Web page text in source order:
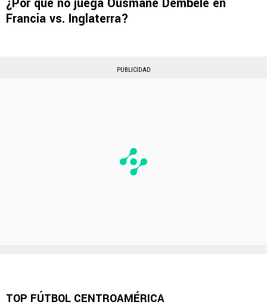
Francia vs. Inglaterra?
PUBLICIDAD
TOP FÚTBOL CENTROAMÉRICA